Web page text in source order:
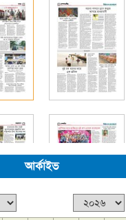
আর্কাইভ